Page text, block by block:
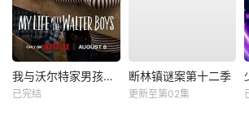
我与沃尔特家男孩的生活第三季
已完结
断林镇谜案第十二季
更新至第02集